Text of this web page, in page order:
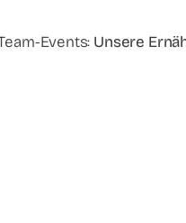
Events: Unsere